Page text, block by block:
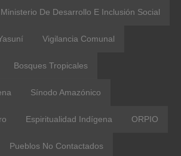
Ministerio De Desarrollo E Inclusión Social
Vigilancia Comunal
Bosques Tropicales
Sínodo Amazónico
Espiritualidad Indígena ORPIO
Pueblos No Contactados